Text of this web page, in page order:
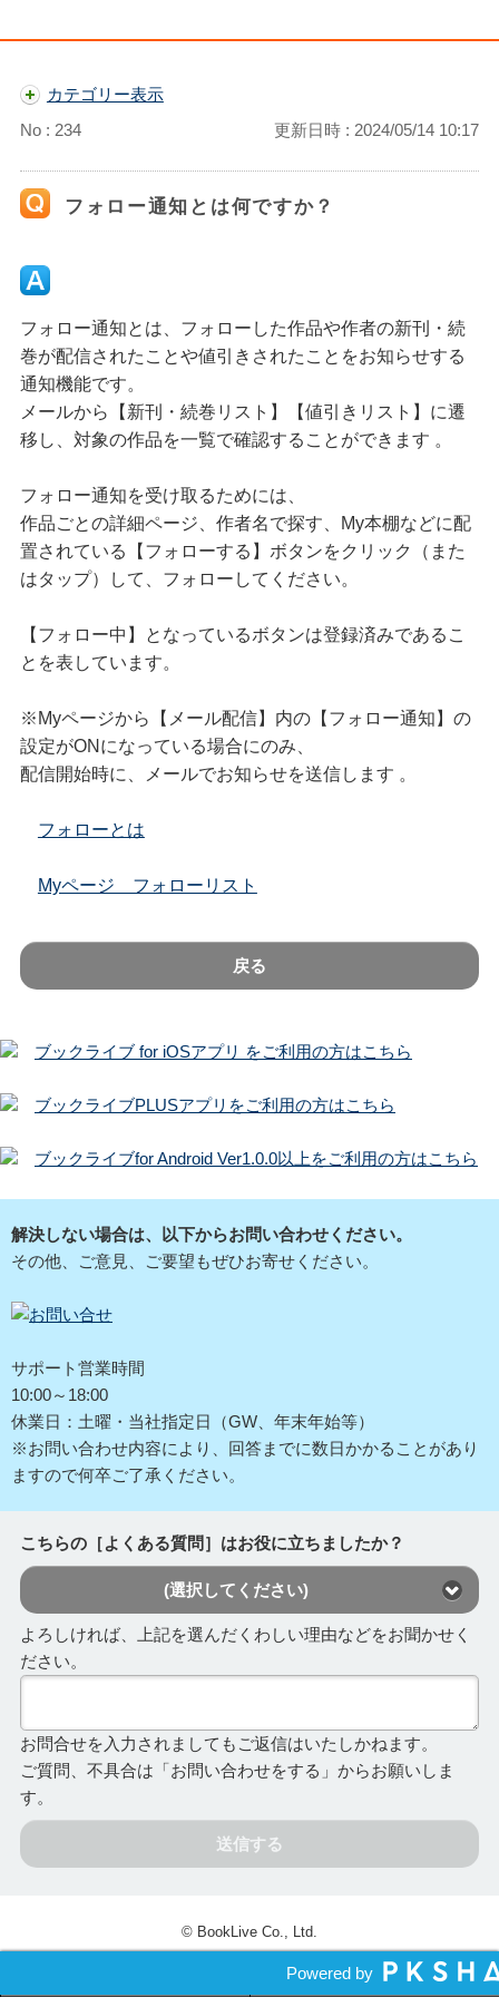
カテゴリー表示
No : 234
更新日時 : 2024/05/14 10:17
フォロー通知とは何ですか？
フォロー通知とは、フォローした作品や作者の新刊・続
巻が配信されたことや値引きされたことをお知らせする
通知機能です。
メールから【新刊・続巻リスト】【値引きリスト】に遷
移し、対象の作品を一覧で確認することができます 。
フォロー通知を受け取るためには、
作品ごとの詳細ページ、作者名で探す、My本棚などに配
置されている【フォローする】ボタンをクリック（また
はタップ）して、フォローしてください。
【フォロー中】となっているボタンは登録済みであるこ
とを表しています。
※Myページから【メール配信】内の【フォロー通知】の
設定がONになっている場合にのみ、
配信開始時に、メールでお知らせを送信します 。
フォローとは
Myページ フォローリスト
戻る
ブックライブ for iOSアプリ をご利用の方はこちら
ブックライブPLUSアプリをご利用の方はこちら
ブックライブfor Android Ver1.0.0以上をご利用の方はこちら
解決しない場合は、以下からお問い合わせください。
その他、ご意見、ご要望もぜひお寄せください。
サポート営業時間
10:00～18:00
休業日：土曜・当社指定日（GW、年末年始等）
※お問い合わせ内容により、回答までに数日かかることがあり
ますので何卒ご了承ください。
こちらの［よくある質問］はお役に立ちましたか？
(選択してください)
よろしければ、上記を選んだくわしい理由などをお聞かせく
ださい。
お問合せを入力されましてもご返信はいたしかねます。
ご質問、不具合は「お問い合わせをする」からお願いしま
す。
送信する
© BookLive Co., Ltd.
Powered by